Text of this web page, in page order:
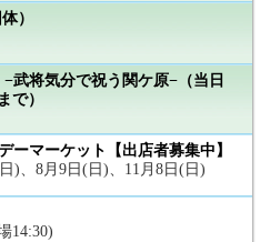
）
武将気分で祝う関ケ原−（当日
で）
マーケット【出店者募集中】
)、8月9日(日)、11月8日(日)
14:30)